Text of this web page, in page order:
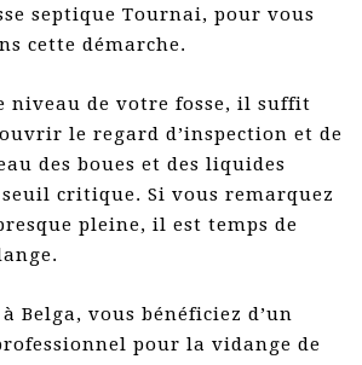
septique Tournai, pour vous
cette démarche.
niveau de votre fosse, il suffit
le regard d’inspection et de
des boues et des liquides
critique. Si vous remarquez
pleine, il est temps de
Belga, vous bénéficiez d’un
pour la vidange de